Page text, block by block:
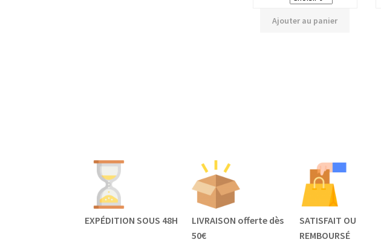
Ajouter au panier
EXPÉDITION SOUS 48H
LIVRAISON offerte dès
50€
SATISFAIT OU
REMBOURSÉ